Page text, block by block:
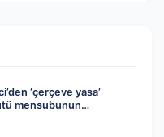
‘çerçeve yasa’
mensubunun